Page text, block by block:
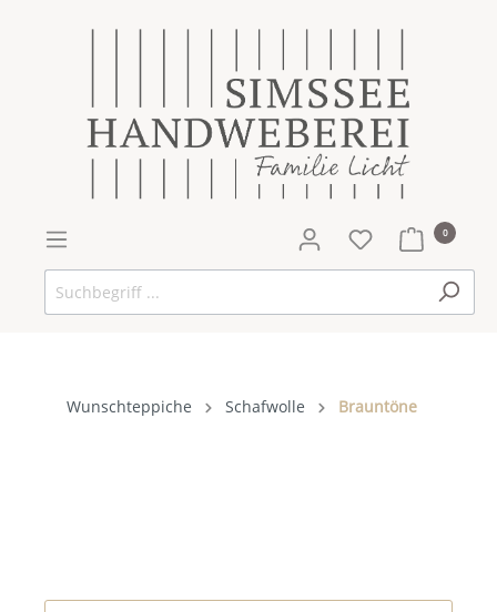
0
Wunschteppiche Schafwolle Brauntöne